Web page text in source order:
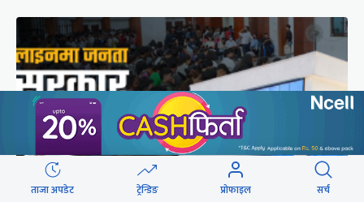
ताजा अपडेट ट्रेन्डिङ प्रोफाइल सर्च